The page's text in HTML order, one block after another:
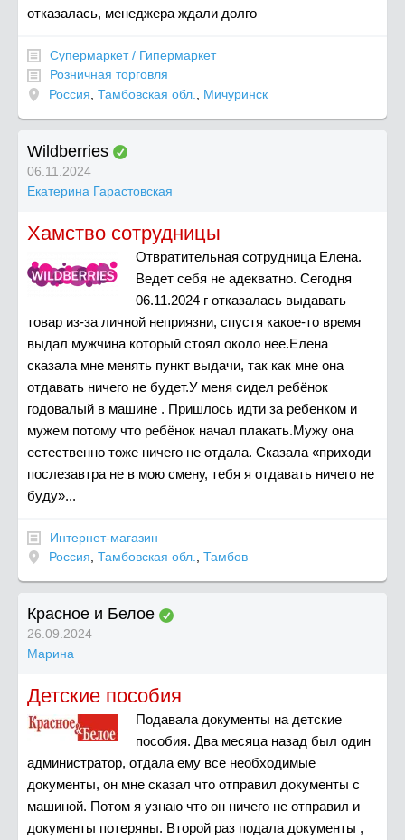
отказалась, менеджера ждали долго
Супермаркет / Гипермаркет
Розничная торговля
Россия Тамбовская обл. Мичуринск
Wildberries
06.11.2024
Екатерина Гарастовская
Хамство сотрудницы
Отвратительная сотрудница Елена.
Ведет себя не адекватно. Сегодня
06.11.2024 г отказалась выдавать
товар из-за личной неприязни, спустя какое-то время
выдал мужчина который стоял около нее.Елена
сказала мне менять пункт выдачи, так как мне она
отдавать ничего не будет.У меня сидел ребёнок
годовалый в машине . Пришлось идти за ребенком и
мужем потому что ребёнок начал плакать.Мужу она
естественно тоже ничего не отдала. Сказала «приходи
послезавтра не в мою смену, тебя я отдавать ничего не
буду»...
Интернет-магазин
Россия Тамбовская обл. Тамбов
Красное и Белое
26.09.2024
Марина
Детские пособия
Подавала документы на детские
пособия. Два месяца назад был один
администратор, отдала ему все необходимые
документы, он мне сказал что отправил документы с
машиной. Потом я узнаю что он ничего не отправил и
документы потеряны. Второй раз подала документы ,